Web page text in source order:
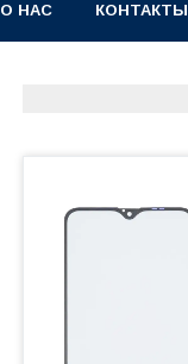
О НАС КОНТАКТЫ